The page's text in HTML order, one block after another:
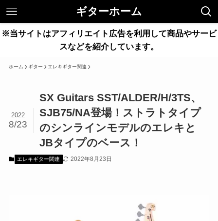
ギターホーム
※当サイトはアフィリエイト広告を利用して商品やサービ
スなどを紹介しています。
ホーム ギター エレキギター関連
SX Guitars SST/ALDER/H/3TS、
SJB75/NA登場！ストラトタイプ
のシンラインモデルのエレキと
JBタイプのベース！
2022
8/23
エレキギター関連 2022年8月23日